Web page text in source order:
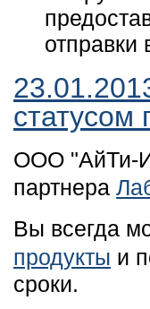
отправки
статусом
ООО "АйТи-
партнера
Вы всегда
продукты и
сроки.